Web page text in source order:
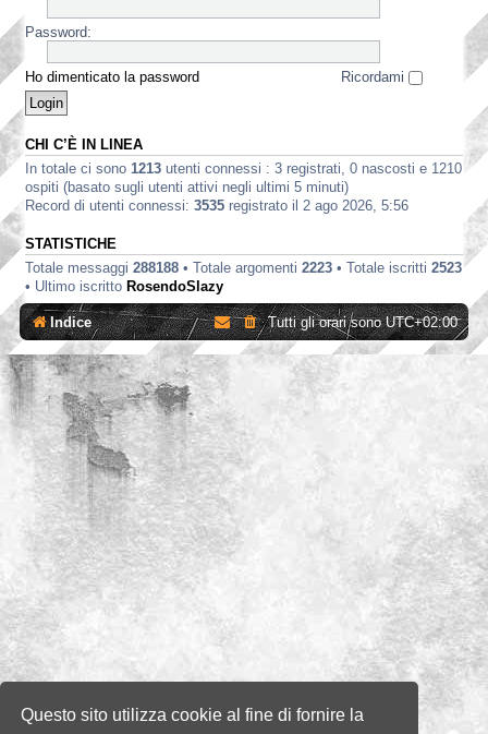
Questo sito utilizza cookie al fine di fornire la
Password:
Ho dimenticato la password Ricordami
CHI C’È IN LINEA
In totale ci sono 1213 utenti connessi : 3 registrati, 0 nascosti e 1210
ospiti (basato sugli utenti attivi negli ultimi 5 minuti)
Record di utenti connessi: 3535 registrato il 2 ago 2026, 5:56
STATISTICHE
Totale messaggi 288188 • Totale argomenti 2223 • Totale iscritti 2523
• Ultimo iscritto RosendoSlazy
Indice Tutti gli orari sonoUTC+02:00